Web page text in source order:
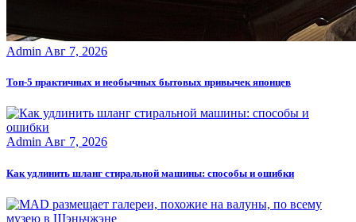
Admin Авг 7, 2026
Топ-5 практичных и необычных бытовых привычек японцев
Admin Авг 7, 2026
Как удлинить шланг стиральной машины: способы и ошибки